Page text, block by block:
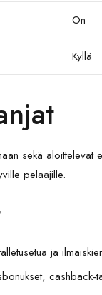
On
Kyllä
sekä
pelaajille.
ja
cashback-